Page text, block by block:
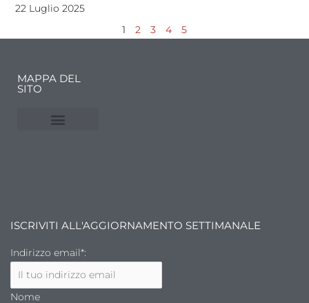
22 Luglio 2025
1 2 3 4 5
MAPPA DEL
SITO
ISCRIVITI ALL'AGGIORNAMENTO SETTIMANALE
Indirizzo email*:
Nome